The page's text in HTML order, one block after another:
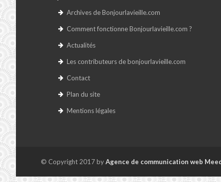
Archives de Bonjourlavieille.com
Comment fonctionne Bonjourlavieille.com ?
Actualités
Les contributeurs de bonjourlavieille.com
Contact
Plan du site
Mentions légales
© Copyright 2017 byAgence de communication web